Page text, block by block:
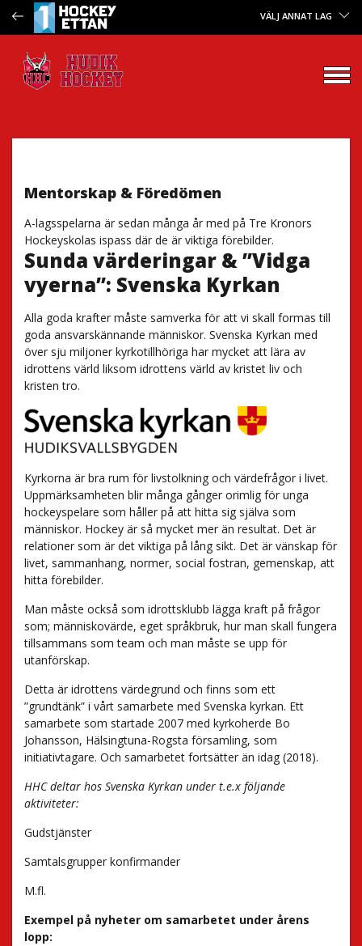
VÄLJ ANNAT LAG
Mentorskap & Föredömen
A-lagsspelarna är sedan många år med på Tre Kronors
Hockeyskolas ispass där de är viktiga förebilder.
Sunda värderingar & ”Vidga
vyerna”: Svenska Kyrkan
Alla goda krafter måste samverka för att vi skall formas till
goda ansvarskännande människor. Svenska Kyrkan med
över sju miljoner kyrkotillhöriga har mycket att lära av
idrottens värld liksom idrottens värld av kristet liv och
kristen tro.
Kyrkorna är bra rum för livstolkning och värdefrågor i livet.
Uppmärksamheten blir många gånger orimlig för unga
hockeyspelare som håller på att hitta sig själva som
människor. Hockey är så mycket mer än resultat. Det är
relationer som är det viktiga på lång sikt. Det är vänskap för
livet, sammanhang, normer, social fostran, gemenskap, att
hitta förebilder.
Man måste också som idrottsklubb lägga kraft på frågor
som; människovärde, eget språkbruk, hur man skall fungera
tillsammans som team och man måste se upp för
utanförskap.
Detta är idrottens värdegrund och finns som ett
”grundtänk” i vårt samarbete med Svenska kyrkan. Ett
samarbete som startade 2007 med kyrkoherde Bo
Johansson, Hälsingtuna-Rogsta församling, som
initiativtagare. Och samarbetet fortsätter än idag (2018).
HHC deltar hos Svenska Kyrkan under t.e.x följande
aktiviteter:
Gudstjänster
Samtalsgrupper konfirmander
M.fl.
Exempel på nyheter om samarbetet under årens
lopp: